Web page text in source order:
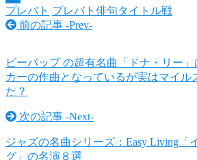
プレバト プレバト俳句タイトル戦
前の記事 -Prev-
ビーパップ の超有名曲「ドナ・リー
カーの作曲となっているが実はマイル
た？
次の記事 -Next-
ジャズの名曲シリーズ：Easy Living「
グ」の名演８選